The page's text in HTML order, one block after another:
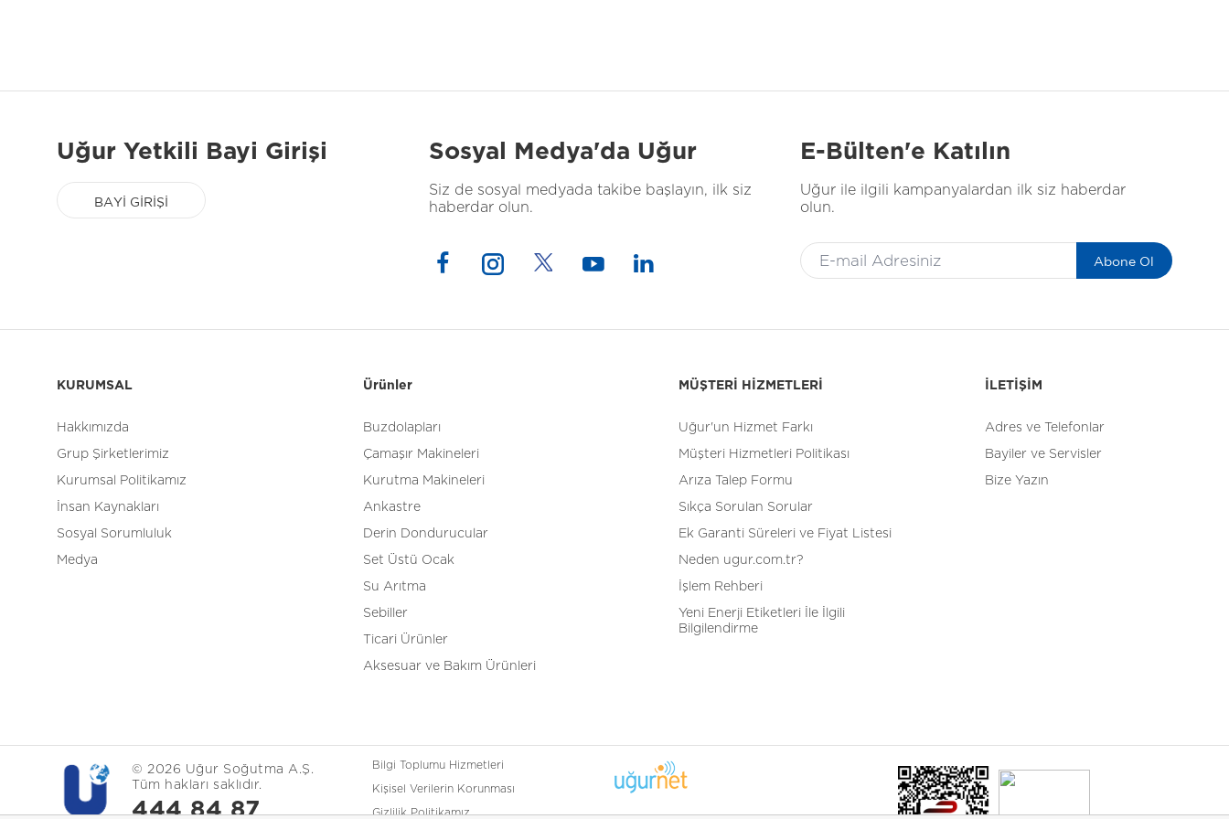
Uğur Yetkili Bayi Girişi
BAYİ GİRİŞİ
Sosyal Medya'da Uğur
Siz de sosyal medyada takibe başlayın, ilk siz
haberdar olun.
E-Bülten'e Katılın
Uğur ile ilgili kampanyalardan ilk siz haberdar
olun.
Abone Ol
KURUMSAL
Hakkımızda
Grup Şirketlerimiz
Kurumsal Politikamız
İnsan Kaynakları
Sosyal Sorumluluk
Medya
Ürünler
Buzdolapları
Çamaşır Makineleri
Kurutma Makineleri
Ankastre
Derin Dondurucular
Set Üstü Ocak
Su Arıtma
Sebiller
Ticari Ürünler
Aksesuar ve Bakım Ürünleri
MÜŞTERİ HİZMETLERİ
Uğur'un Hizmet Farkı
Müşteri Hizmetleri Politikası
Arıza Talep Formu
Sıkça Sorulan Sorular
Ek Garanti Süreleri ve Fiyat Listesi
Neden ugur.com.tr?
İşlem Rehberi
Yeni Enerji Etiketleri İle İlgili
Bilgilendirme
İLETİŞİM
Adres ve Telefonlar
Bayiler ve Servisler
Bize Yazın
© 2026 Uğur Soğutma A.Ş.
Tüm hakları saklıdır.
444 84 87
Bilgi Toplumu Hizmetleri
Kişisel Verilerin Korunması
Gizlilik Politikamız